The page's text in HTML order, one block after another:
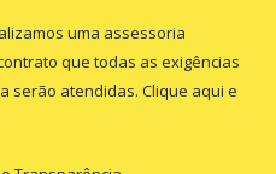
uma assessoria
que todas as exigências
serão atendidas. Clique aqui e